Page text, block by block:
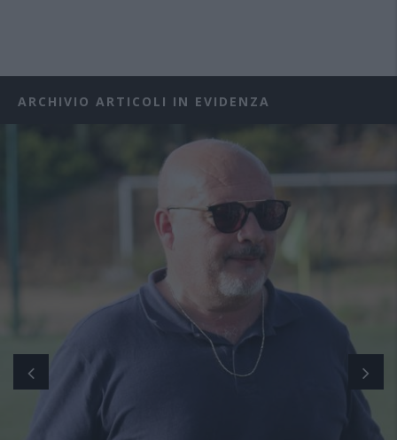
ARCHIVIO ARTICOLI IN EVIDENZA